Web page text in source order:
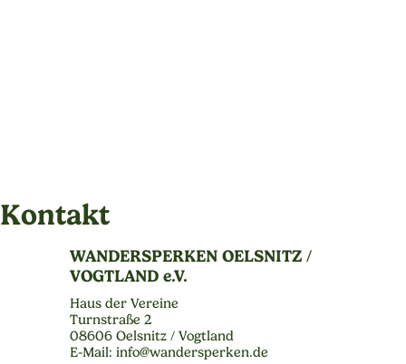
Kontakt
WANDERSPERKEN OELSNITZ /
VOGTLAND e.V.
Haus der Vereine
Turnstraße 2
08606 Oelsnitz / Vogtland
E-Mail: info@wandersperken.de